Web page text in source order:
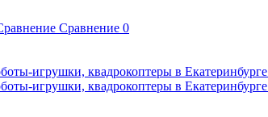
Сравнение 0